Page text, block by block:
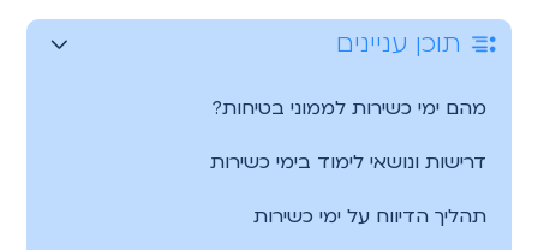
תוכן עניינים
מהם ימי כשירות לממוני בטיחות?
דרישות ונושאי לימוד בימי כשירות
תהליך הדיווח על ימי כשירות